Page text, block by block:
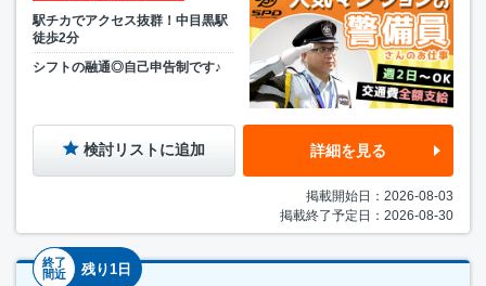
駅チカでアクセス抜群！中目黒駅
徒歩2分
シフトの融通◎自己申告制です♪
検討リストに追加 詳細を見る
掲載開始日：2026-08-03
掲載終了予定日：2026-08-30
終了
間近
残り1日